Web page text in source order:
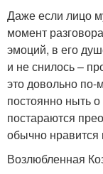
Даже если лицо
момент
эмоций, в его
и не снилось –
это довольно по-
постоянно ныть
постараются
обычно
Возлюбленная